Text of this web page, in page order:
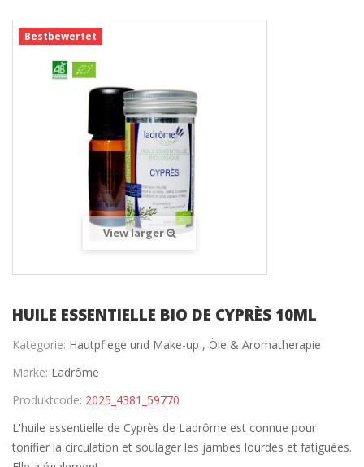
Bestbewertet
View larger
HUILE ESSENTIELLE BIO DE CYPRÈS 10ML
Kategorie: Hautpflege und Make-up , Öle & Aromatherapie
Marke: Ladrôme
Produktcode: 2025_4381_59770
L'huile essentielle de Cyprès de Ladrôme est connue pour
tonifier la circulation et soulager les jambes lourdes et fatiguées.